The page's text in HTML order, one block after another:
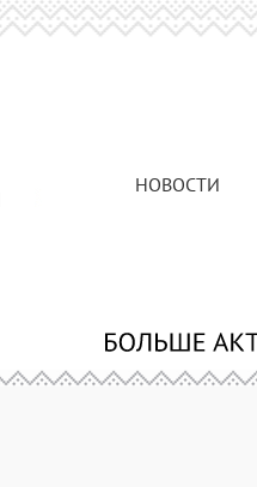
НОВОСТИ